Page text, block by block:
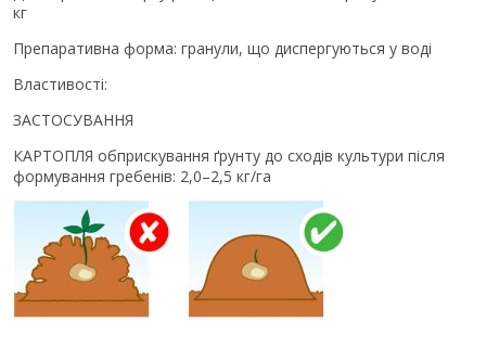
кг
Препаративна форма: гранули, що диспергуються у воді
Властивості:
ЗАСТОСУВАННЯ
КАРТОПЛЯ обприскування ґрунту до сходів культури після
формування гребенів: 2,0–2,5 кг/га